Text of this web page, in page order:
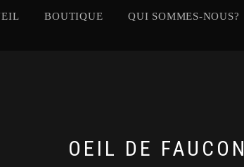
BOUTIQUE QUI SOMMES-NOUS?
OEIL DE FAUCON